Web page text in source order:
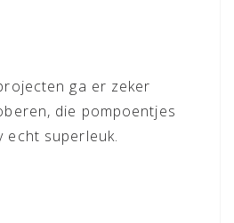
ga er zeker
die pompoentjes
echt superleuk.